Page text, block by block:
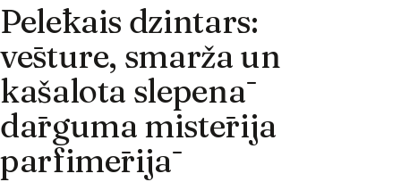
Pelēkais dzintars:
vēsture, smarža un
kašalota slepenā
dārguma mistērija
parfimērijā